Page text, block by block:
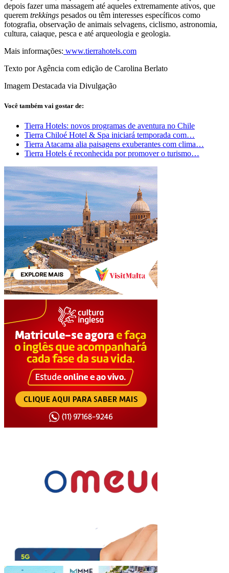
depois fazer uma massagem até aqueles extremamente ativos, que
querem trekkings pesados ou têm interesses específicos como
fotografia, observação de animais selvagens, ciclismo, astronomia,
cultura, caiaque, pesca e até arqueologia e geologia.
Mais informações: www.tierrahotels.com
Texto por Agência com edição de Carolina Berlato
Imagem Destacada via Divulgação
Você também vai gostar de:
Tierra Hotels: novos programas de aventura no Chile
Tierra Chiloé Hotel & Spa iniciará temporada com…
Tierra Atacama alia paisagens exuberantes com clima…
Tierra Hotels é reconhecida por promover o turismo…